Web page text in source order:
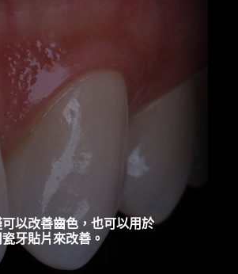
以改善齒色，也可以用於
牙貼片來改善。